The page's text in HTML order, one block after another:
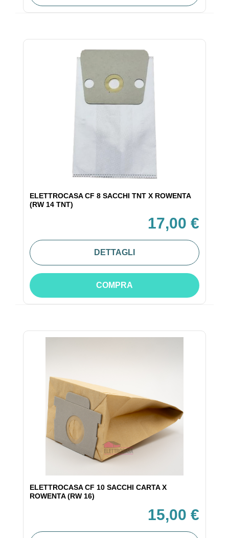
ELETTROCASA CF 8 SACCHI TNT X ROWENTA
(RW 14 TNT)
17,00 €
DETTAGLI
COMPRA
ELETTROCASA CF 10 SACCHI CARTA X
ROWENTA (RW 16)
15,00 €